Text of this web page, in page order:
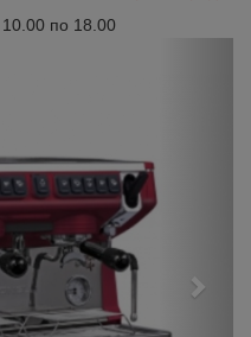
по 18.00